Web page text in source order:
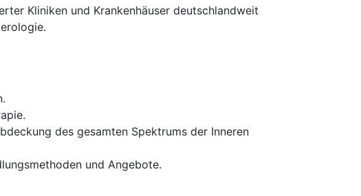
Kliniken und Krankenhäuser deutschlandweit
des gesamten Spektrums der Inneren
und Angebote.